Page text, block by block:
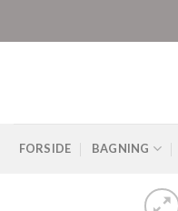
FORSIDE BAGNING